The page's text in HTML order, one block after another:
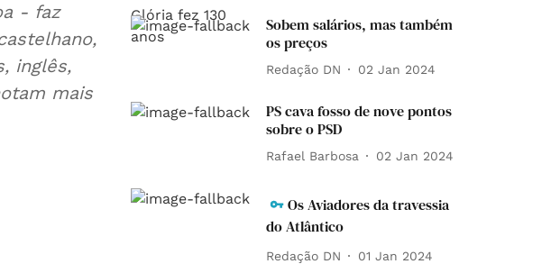
- faz
inglês,
mais
Sobem salários, mas também
os preços
Redação DN 02 Jan 2024
PS cava fosso de nove pontos
sobre o PSD
Rafael Barbosa 02 Jan 2024
Os Aviadores da travessia
do Atlântico
Redação DN 01 Jan 2024